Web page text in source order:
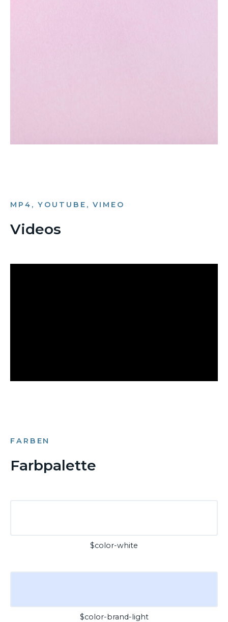
MP4, YOUTUBE, VIMEO
Videos
FARBEN
Farbpalette
$color-white
$color-brand-light